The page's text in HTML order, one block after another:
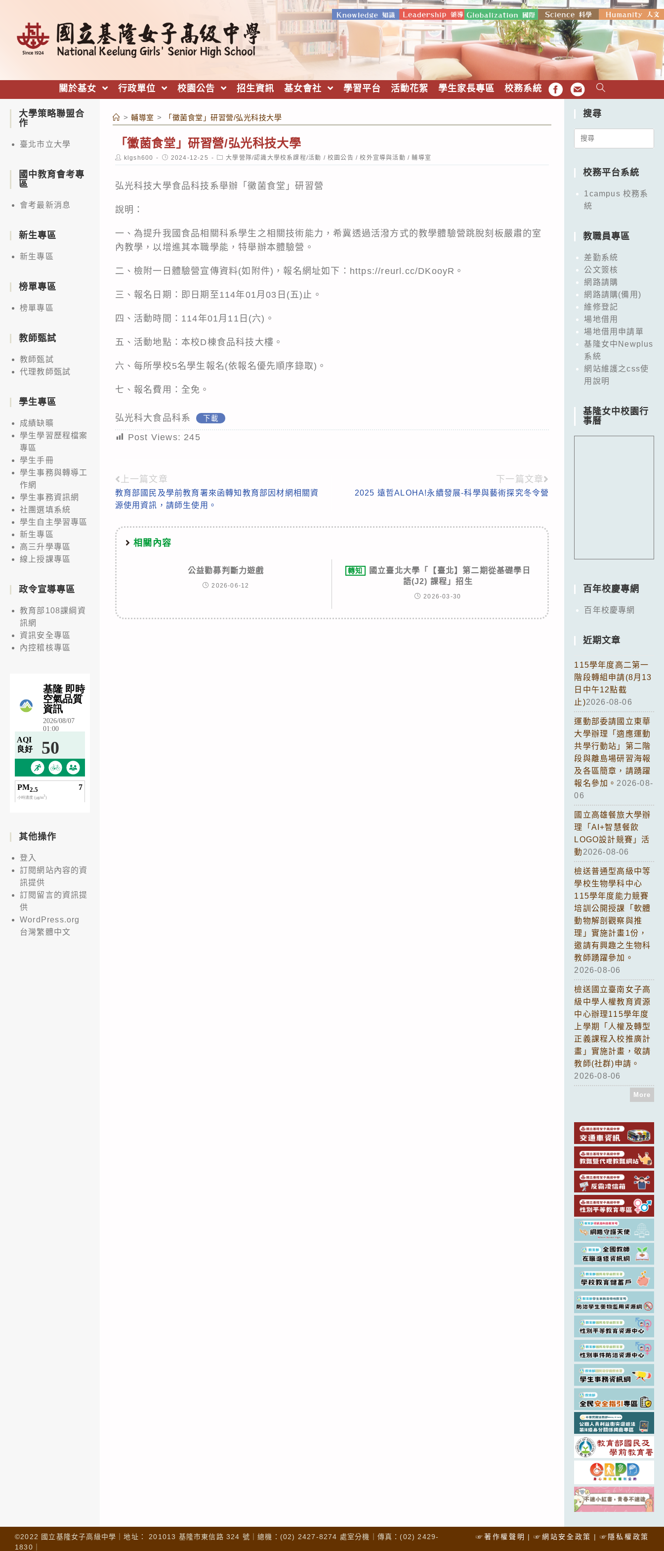
關於基女 行政單位 校園公告 招生資訊 基女會社 學習平台 活動花絮 學生家長專區 校務系統 FB EMAIL
> 輔導室 > 「黴菌食堂」研習營/弘光科技大學
「黴菌食堂」研習營/弘光科技大學
Post
author:
klgsh600
Post
published:
2024-12-25
Post
category:
大學營隊/認識大學校系課程/活動 / 校園公告 / 校外宣導與活動 / 輔導室
弘光科技大學食品科技系舉辦「黴菌食堂」研習營
說明：
一、為提升我國食品相關科系學生之相關技術能力，希冀透過活潑方式的教學體驗營跳脫刻板嚴肅的室
內教學，以增進其本職學能，特舉辦本體驗營。
二、檢附一日體驗營宣傳資料(如附件)，報名網址如下：https://reurl.cc/DKooyR。
三、報名日期：即日期至114年01月03日(五)止。
四、活動時間：114年01月11日(六)。
五、活動地點：本校D棟食品科技大樓。
六、每所學校5名學生報名(依報名優先順序錄取)。
七、報名費用：全免。
弘光科大食品科系 下載
Post Views: 245
Read
more
上一篇文章
教育部國民及學前教育署來函轉知教育部因材網相關資
源使用資訊，請師生使用。
下一篇文章
2025 遠哲ALOHA!永續發展-科學與藝術探究冬令營
相關內容
公益勸募判斷力遊戲
2026-06-12
轉知
國立臺北大學「【臺北】第二期從基礎學日
語(J2) 課程」招生
2026-03-30
大學策略聯盟合
作
臺北市立大學
國中教育會考專
區
會考最新消息
新生專區
新生專區
榜單專區
榜單專區
教師甄試
教師甄試
代理教師甄試
學生專區
成績缺曠
學生學習歷程檔案
專區
學生手冊
學生事務與轉導工
作網
學生事務資訊網
社團選填系統
學生自主學習專區
新生專區
高三升學專區
線上授課專區
政令宣導專區
教育部108課綱資
訊網
資訊安全專區
內控稽核專區
其他操作
登入
訂閱網站內容的資
訊提供
訂閱留言的資訊提
供
WordPress.org
台灣繁體中文
搜尋
Search
校務平台系統
1campus 校務系
統
教職員專區
差勤系統
公文簽核
網路請購
網路請購(備用)
維修登記
場地借用
場地借用申請單
基隆女中Newplus
系統
網站維護之css使
用說明
基隆女中校園行
事曆
百年校慶專網
百年校慶專網
近期文章
115學年度高二第一
階段轉組申請(8月13
日中午12點截
止)2026-08-06
運動部委請國立東華
大學辦理「適應運動
共學行動站」第二階
段與離島場研習海報
及各區簡章，請踴躍
報名參加。 2026-08-
06
國立高雄餐旅大學辦
理「AI+智慧餐飲
LOGO設計競賽」活
動 2026-08-06
檢送普通型高級中等
學校生物學科中心
115學年度能力競賽
培訓公開授課「軟體
動物解剖觀察與推
理」實施計畫1份，
邀請有興趣之生物科
教師踴躍參加。
2026-08-06
檢送國立臺南女子高
級中學人權教育資源
中心辦理115學年度
上學期「人權及轉型
正義課程入校推廣計
畫」實施計畫，敬請
教師(社群)申請。
2026-08-06
More
☞著作權聲明 ☞網站安全政策 ☞隱私權政策
©2022 國立基隆女子高級中學｜地址： 201013 基隆市東信路 324 號｜總機：(02) 2427-8274 處室分機｜傳真：(02) 2429-
1830｜